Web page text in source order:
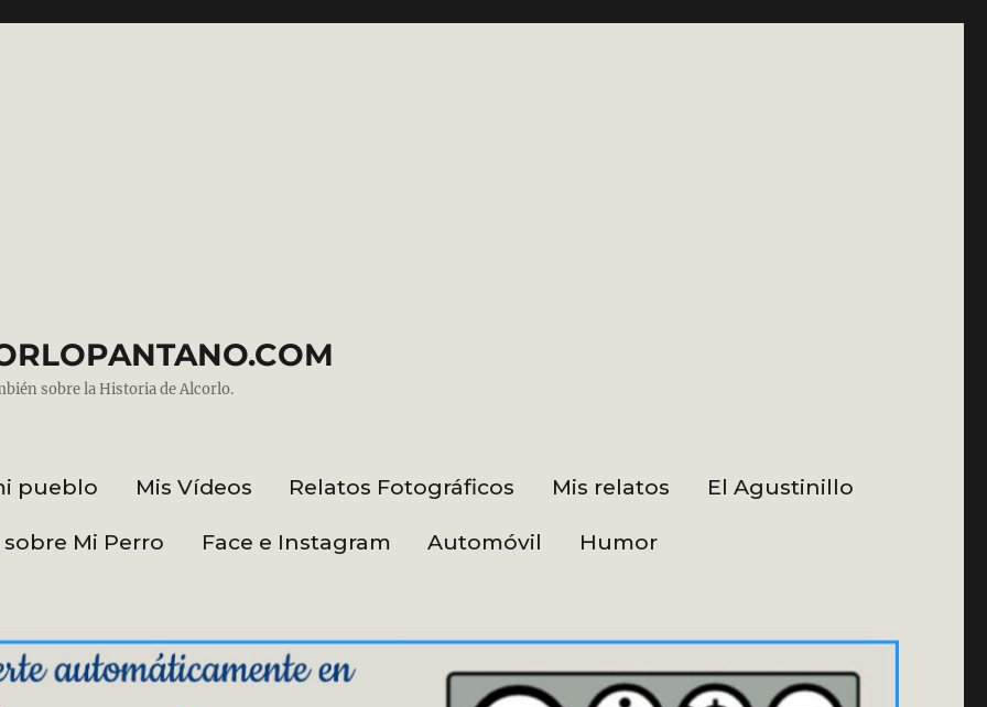
sobre la Historia de Alcorlo.
pueblo Mis Vídeos Relatos Fotográficos Mis relatos El Agustinillo
Mi Perro Face e Instagram Automóvil Humor